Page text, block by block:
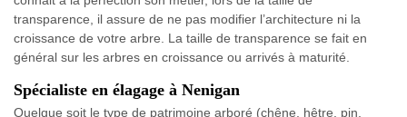
transparence, il assure de ne pas modifier l’architecture ni la
croissance de votre arbre. La taille de transparence se fait en
général sur les arbres en croissance ou arrivés à maturité.
Spécialiste en élagage à Nenigan
Quelque soit le type de patrimoine arboré (chêne, hêtre, pin,